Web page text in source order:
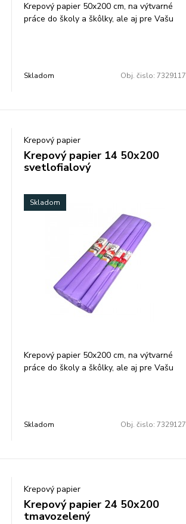
Krepový papier 50x200 cm, na výtvarné
práce do školy a škôlky, ale aj pre Vašu
Skladom Obj. čislo: 7329117
Krepový papier
Krepový papier 14 50x200
svetlofialový
Skladom
Krepový papier 50x200 cm, na výtvarné
práce do školy a škôlky, ale aj pre Vašu
Skladom Obj. čislo: 7329127
Krepový papier
Krepový papier 24 50x200
tmavozelený